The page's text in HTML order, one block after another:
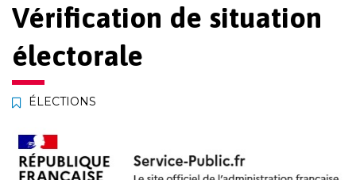
Vérification de situation
électorale
ÉLECTIONS